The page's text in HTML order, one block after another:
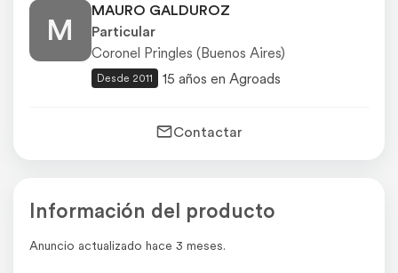
M
MAURO GALDUROZ
Particular
Coronel Pringles (Buenos Aires)
Desde 2011 15 años en Agroads
Contactar
Información del producto
Anuncio actualizado hace 3 meses.